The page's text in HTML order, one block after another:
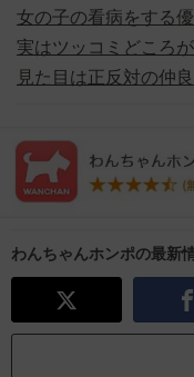
女の子の看病をする
実はツッコミどころ
見た目は正反対の仲
わんちゃんホンポの最新